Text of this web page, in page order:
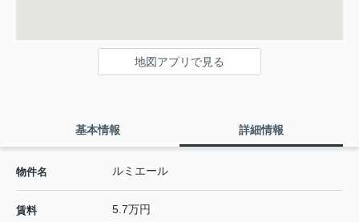
地図アプリで見る
基本情報 詳細情報
物件名 ルミエール
賃料 5.7万円